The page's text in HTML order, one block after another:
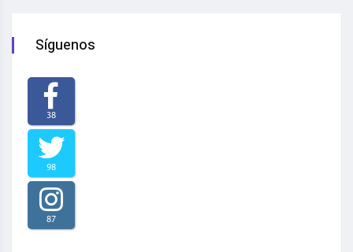
Síguenos
38
98
87